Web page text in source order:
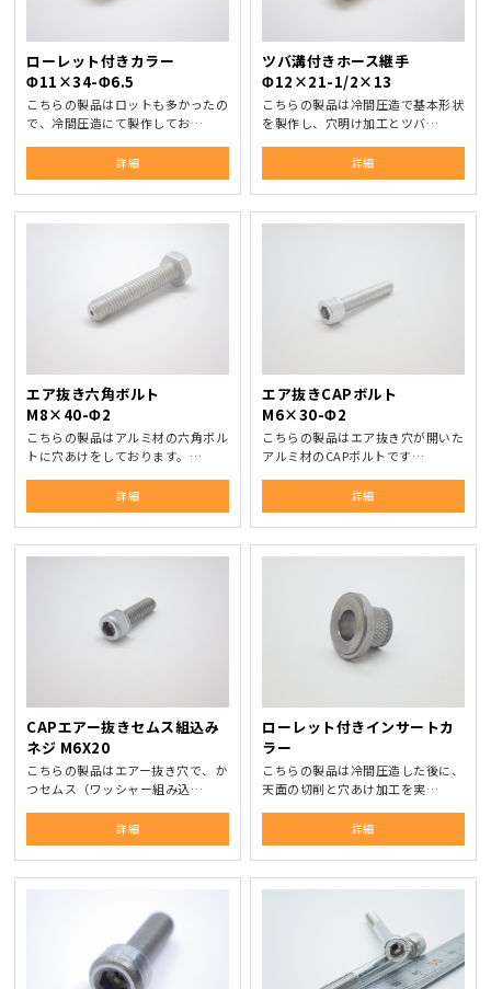
ローレット付きカラー
Φ11×34-Φ6.5
こちらの製品はロットも多かったの
で、冷間圧造にて製作してお…
詳細
ツバ溝付きホース継手
Φ12×21-1/2×13
こちらの製品は冷間圧造で基本形状
を製作し、穴明け加工とツバ…
詳細
エア抜き六角ボルト
M8×40-Φ2
こちらの製品はアルミ材の六角ボル
トに穴あけをしております。…
詳細
エア抜きCAPボルト
M6×30-Φ2
こちらの製品はエア抜き穴が開いた
アルミ材のCAPボルトです…
詳細
CAPエアー抜きセムス組込み
ネジ M6X20
こちらの製品はエアー抜き穴で、か
つセムス（ワッシャー組み込…
詳細
ローレット付きインサートカ
ラー
こちらの製品は冷間圧造した後に、
天面の切削と穴あけ加工を実…
詳細